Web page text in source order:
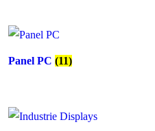
Panel PC (11)